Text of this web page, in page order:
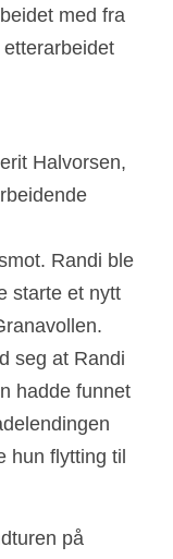
med fra
Halvorsen,
Randi ble
starte et nytt
seg at Randi
hadde funnet
hun flytting til
på